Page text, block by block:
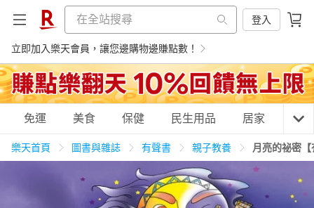
登入
立即加入樂天會員，讓您邊購物邊賺點數！
購物網分類
美食蛋糕 養生保健 民生用品
免運 美食 保健 民生用品 居家 3C
樂天首頁 圖書與雜誌 有聲書 親子教養 月亮的祕密